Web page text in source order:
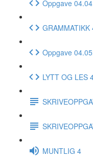
Oppgave
Oppgave
LYTT OG LES
MUNTLIG 4